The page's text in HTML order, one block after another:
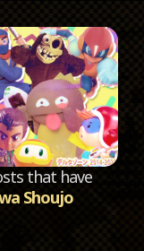
that have
Shoujo